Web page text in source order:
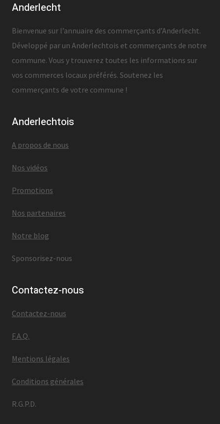
Anderlecht
Bienvenue sur l’annuaire des commerçants d’Anderlecht.
Développé par un Anderlechtois et commerçants de notre
commune. Vous y trouverez toutes les informations sur
vos commerces locaux préférés. Soutenez les
commerçants de votre commune !
Anderlechtois
A propos de nous
Nos vidéos
Promotions
Nos partenaires
Notre blog
Sponsorisez-nous
Contactez-nous
Contactez-nous
F.A.Q.
Mentions légales
Conditions générales
R.G.P.D.